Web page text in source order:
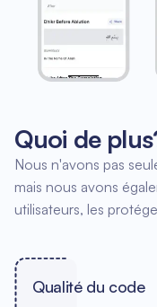
Quoi de
Nous n'avons pas
mais nous avons
utilisateurs, les
Qualité du code